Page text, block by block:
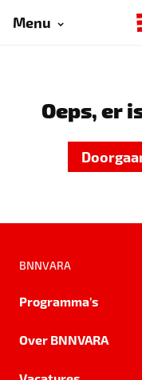
Menu
Oeps, er
BNNVARA
Programma's
Over BNNVARA